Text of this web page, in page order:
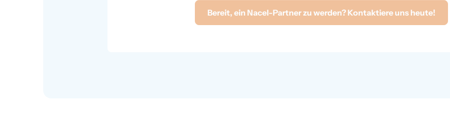
Bereit, ein Nacel-Partner zu werden? Kontaktiere uns heute!